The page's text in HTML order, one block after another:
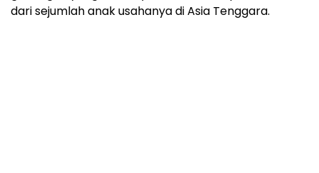
Melalui jaringan global yang terbangun lewat